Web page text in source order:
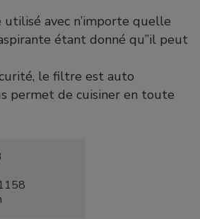
avec n’importe quelle
étant donné qu”il peut
le filtre est auto
permet de cuisiner en toute